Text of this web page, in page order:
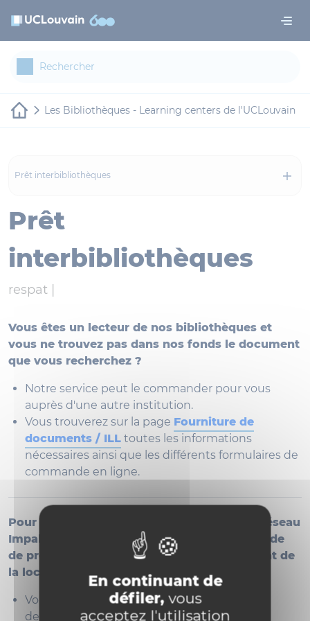
En continuant de
défiler,vous
acceptez l'utilisation
Les Bibliothèques - Learning centers de l'UCLouvain
Prêt interbibliothèques
Prêt
interbibliothèques
respat |
Vous êtes un lecteur de nos bibliothèques et
vous ne trouvez pas dans nos fonds le document
que vous recherchez ?
Notre service peut le commander pour vous
auprès d'une autre institution.
Vous trouverez sur la page Fourniture de
documents / ILL toutes les informations
nécessaires ainsi que les différents formulaires de
commande en ligne.
Pour les bibliothèques et institutions hors réseau
Impala qui souhaitent introduire une demande
de prêt interbibliothèques pour un document de
la localisation BMAG-Réserve patrimoniale
Vous pouvez introduire directement votre
demande à l'adresse suivante : pib-